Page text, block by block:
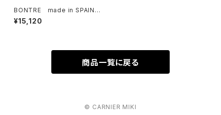
BONTRE made in SPAIN
サンダル
¥15,120
商品一覧に戻る
© CARNIER MIKI